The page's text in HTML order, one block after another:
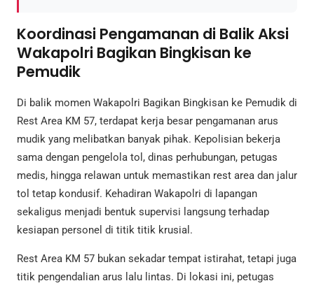
Koordinasi Pengamanan di Balik Aksi
Wakapolri Bagikan Bingkisan ke
Pemudik
Di balik momen Wakapolri Bagikan Bingkisan ke Pemudik di
Rest Area KM 57, terdapat kerja besar pengamanan arus
mudik yang melibatkan banyak pihak. Kepolisian bekerja
sama dengan pengelola tol, dinas perhubungan, petugas
medis, hingga relawan untuk memastikan rest area dan jalur
tol tetap kondusif. Kehadiran Wakapolri di lapangan
sekaligus menjadi bentuk supervisi langsung terhadap
kesiapan personel di titik titik krusial.
Rest Area KM 57 bukan sekadar tempat istirahat, tetapi juga
titik pengendalian arus lalu lintas. Di lokasi ini, petugas